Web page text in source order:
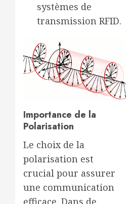
systèmes de
transmission RFID.
Importance de la
Polarisation
Le choix de la
polarisation est
crucial pour assurer
une communication
efficace. Dans de